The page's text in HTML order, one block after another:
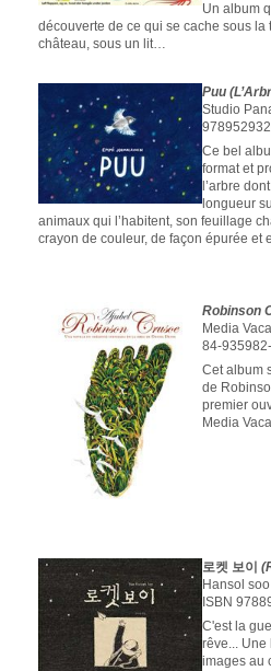
Un album
découverte de ce qui se cache sous la
château, sous un lit…
Puu
Studio
Ce bel
format et
l’arbre
longueur
animaux qui l’habitent, son feuillage
crayon de couleur, de façon épurée et
Robinson
Media
84-
Cet album
de
premier
Media
로켓 보이
Hansol
ISBN
C'est la
rêve... Une
images au